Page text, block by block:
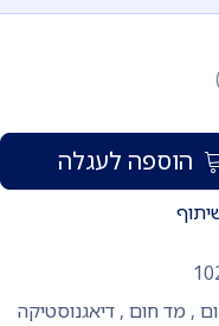
הוספה לעגלה
, מד חום, דיאגנוסטיקה